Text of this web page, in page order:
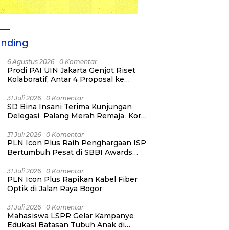
6 Agustus 2026 0 Komentar
Prodi PAI UIN Jakarta Genjot Riset
Kolaboratif, Antar 4 Proposal ke
31 Juli 2026 0 Komentar
SD Bina Insani Terima Kunjungan
Delegasi Palang Merah Remaja Korea
31 Juli 2026 0 Komentar
PLN Icon Plus Raih Penghargaan ISP
Bertumbuh Pesat di SBBI Awards
31 Juli 2026 0 Komentar
PLN Icon Plus Rapikan Kabel Fiber
Optik di Jalan Raya Bogor
31 Juli 2026 0 Komentar
Mahasiswa LSPR Gelar Kampanye
Edukasi Batasan Tubuh Anak di